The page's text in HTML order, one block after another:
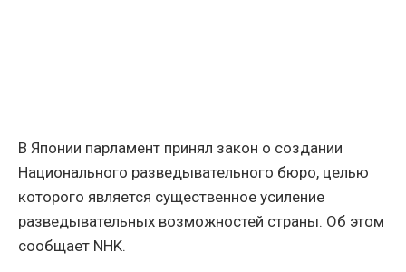
В Японии парламент принял закон о создании
Национального разведывательного бюро, целью
которого является существенное усиление
разведывательных возможностей страны. Об этом
сообщает NHK.